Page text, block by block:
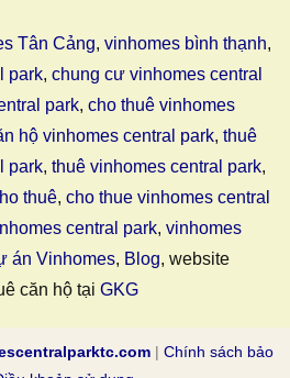
Tân Cảng, vinhomes bình thạnh,
park, chung cư vinhomes central
park, cho thuê vinhomes
hộ vinhomes central park, thuê
park, thuê vinhomes central park,
thuê, cho thue vinhomes central
central park, vinhomes
án Vinhomes, Blog, website
căn hộ tại GKG
| Chính sách bảo